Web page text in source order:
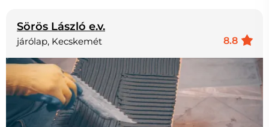
Sörös László e.v.
8.8
járólap, Kecskemét